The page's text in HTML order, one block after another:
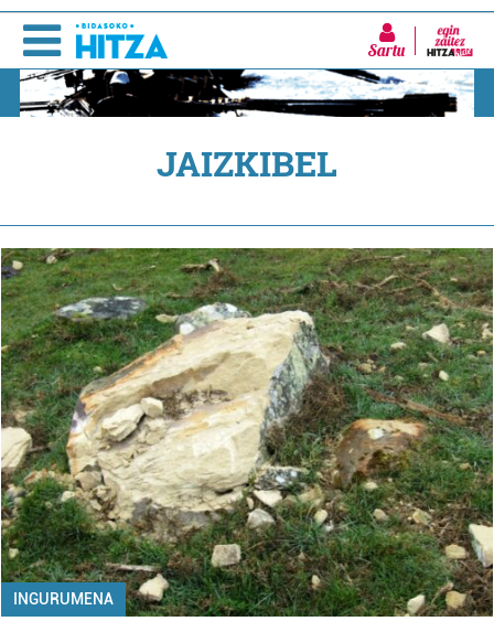
Sartu
JAIZKIBEL
INGURUMENA